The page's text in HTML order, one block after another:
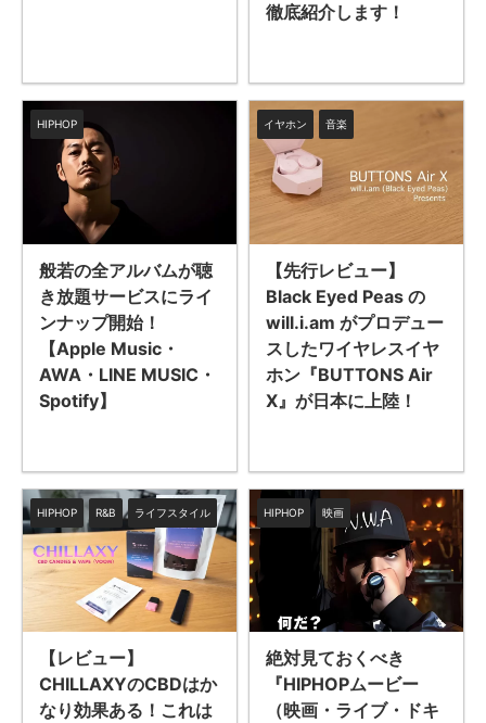
徹底紹介します！
HIPHOP
般若の全アルバムが聴
き放題サービスにライ
ンナップ開始！
【Apple Music・
AWA・LINE MUSIC・
Spotify】
イヤホン 音楽
【先行レビュー】
Black Eyed Peas の
will.i.am がプロデュー
スしたワイヤレスイヤ
ホン『BUTTONS Air
X』が日本に上陸！
HIPHOP R&B ライフスタイル
【レビュー】
CHILLAXYのCBDはか
なり効果ある！これは
HIPHOP 映画
絶対見ておくべき
『HIPHOPムービー
（映画・ライブ・ドキ